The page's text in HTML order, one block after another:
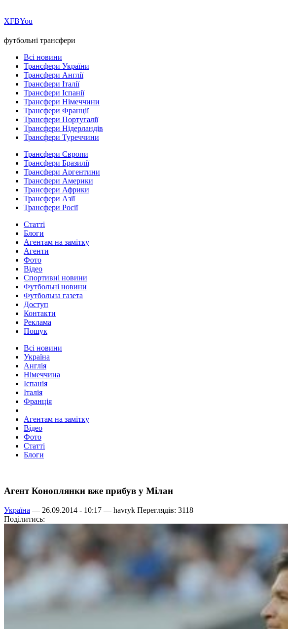
ХFBYou
футбольні трансфери
Всі новини
Трансфери України
Трансфери Англії
Трансфери Італії
Трансфери Іспанії
Трансфери Німеччини
Трансфери Франції
Трансфери Португалії
Трансфери Нідерландів
Трансфери Туреччини
Трансфери Європи
Трансфери Бразилії
Трансфери Аргентини
Трансфери Америки
Трансфери Африки
Трансфери Азії
Трансфери Росії
Статті
Блоги
Агентам на замітку
Агенти
Фото
Відео
Спортивні новини
Футбольні новини
Футбольна газета
Доступ
Контакти
Реклама
Пошук
Всі новини
Україна
Англія
Німеччина
Іспанія
Італія
Франція
Агентам на замітку
Відео
Фото
Статті
Блоги
Агент Коноплянки вже прибув у Мілан
Україна — 26.09.2014 - 10:17 — havryk Переглядів: 3118
Поділитись: